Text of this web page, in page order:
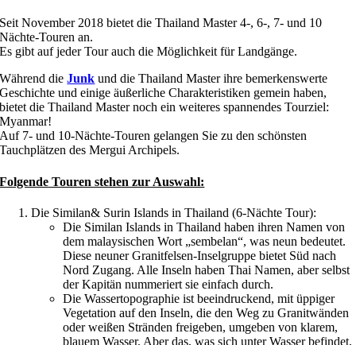
Seit November 2018 bietet die Thailand Master 4-, 6-, 7- und 10
Nächte-Touren an.
Es gibt auf jeder Tour auch die Möglichkeit für Landgänge.
Während dieJunk und die Thailand Master ihre bemerkenswerte
Geschichte und einige äußerliche Charakteristiken gemein haben,
bietet die Thailand Master noch ein weiteres spannendes Tourziel:
Myanmar!
Auf 7- und 10-Nächte-Touren gelangen Sie zu den schönsten
Tauchplätzen des Mergui Archipels.
Folgende Touren stehen zur Auswahl:
Die Similan& Surin Islands in Thailand (6-Nächte Tour):
Die Similan Islands in Thailand haben ihren Namen von
dem malaysischen Wort „sembelan“, was neun bedeutet.
Diese neuner Granitfelsen-Inselgruppe bietet Süd nach
Nord Zugang. Alle Inseln haben Thai Namen, aber selbst
der Kapitän nummeriert sie einfach durch.
Die Wassertopographie ist beeindruckend, mit üppiger
Vegetation auf den Inseln, die den Weg zu Granitwänden
oder weißen Stränden freigeben, umgeben von klarem,
blauem Wasser. Aber das, was sich unter Wasser befindet,